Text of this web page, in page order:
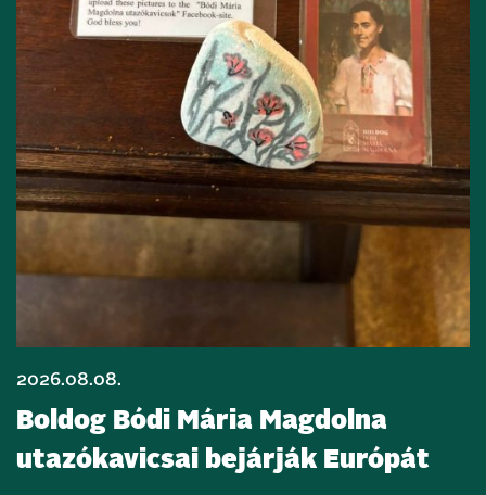
2026.08.08.
Boldog Bódi Mária Magdolna
utazókavicsai bejárják Európát